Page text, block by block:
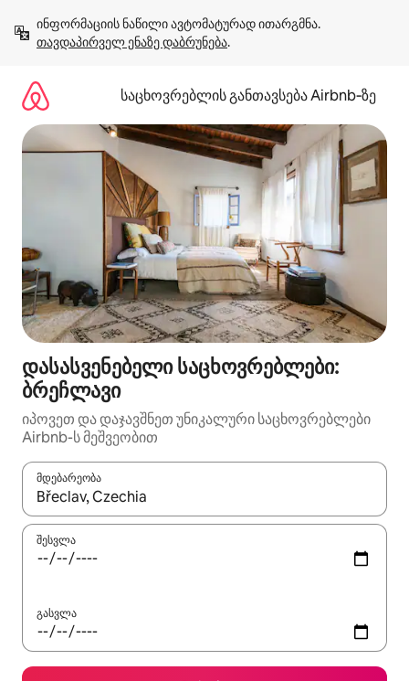
გადასვლა
თავდაპირველ ენაზე დაბრუნება.
საცხოვრებლის განთავსება Airbnb‑ზე
დასასვენებელი საცხოვრებლები:
ბრეჩლავი
იპოვეთ და დაჯავშნეთ უნიკალური საცხოვრებლები
Airbnb-ს მეშვეობით
მდებარეობა
როცა შედეგები ხელმისაწვდომი გახდება, ნავიგაციისთვის
შესვლა
გასვლა